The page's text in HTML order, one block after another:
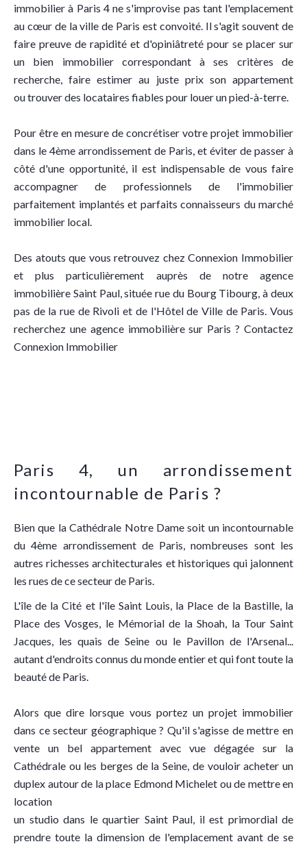
immobilier à Paris 4 ne s'improvise pas tant l'emplacement
au cœur de la ville de Paris est convoité. Il s'agit souvent de
faire preuve de rapidité et d'opiniâtreté pour se placer sur
un bien immobilier correspondant à ses critères de
recherche, faire estimer au juste prix son appartement
ou trouver des locataires fiables pour louer un pied-à-terre.
Pour être en mesure de concrétiser votre projet immobilier
dans le 4ème arrondissement de Paris, et éviter de passer à
côté d'une opportunité, il est indispensable de vous faire
accompagner de professionnels de l'immobilier
parfaitement implantés et parfaits connaisseurs du marché
immobilier local.
Des atouts que vous retrouvez chez Connexion Immobilier
et plus particulièrement auprès de notre agence
immobilière Saint Paul, située rue du Bourg Tibourg, à deux
pas de la rue de Rivoli et de l'Hôtel de Ville de Paris. Vous
recherchez une agence immobilière sur Paris ? Contactez
Connexion Immobilier
Paris 4, un arrondissement
incontournable de Paris ?
Bien que la Cathédrale Notre Dame soit un incontournable
du 4ème arrondissement de Paris, nombreuses sont les
autres richesses architecturales et historiques qui jalonnent
les rues de ce secteur de Paris.
L'île de la Cité et l'île Saint Louis, la Place de la Bastille, la
Place des Vosges, le Mémorial de la Shoah, la Tour Saint
Jacques, les quais de Seine ou le Pavillon de l'Arsenal...
autant d'endroits connus du monde entier et qui font toute la
beauté de Paris.
Alors que dire lorsque vous portez un projet immobilier
dans ce secteur géographique ? Qu'il s'agisse de mettre en
vente un bel appartement avec vue dégagée sur la
Cathédrale ou les berges de la Seine, de vouloir acheter un
duplex autour de la place Edmond Michelet ou de mettre en
location
un studio dans le quartier Saint Paul, il est primordial de
prendre toute la dimension de l'emplacement avant de se